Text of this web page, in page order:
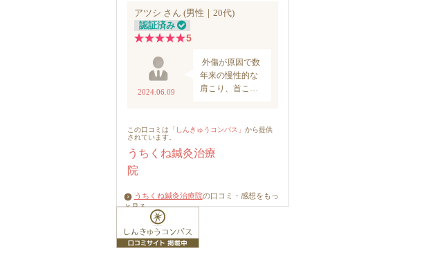
うちくね鍼灸治療院の口コミ・感想をもっ
と見る